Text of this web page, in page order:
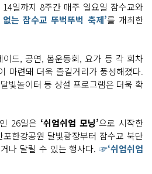
일까지 8주간 매주 일요일 잠수교와
없는 잠수교 뚜벅뚜벅 축제’를 개최한
드, 공연, 봄운동회, 요가 등 각 회차
마련돼 더욱 즐길거리가 풍성해졌다.
빛놀이터 등 상설 프로그램은 더욱 확
26일은 ‘쉬엄쉬엄 모닝’으로 시작한
한강공원 달빛광장부터 잠수교 북단
나 달릴 수 있는 행사다. ☞‘쉬엄쉬엄